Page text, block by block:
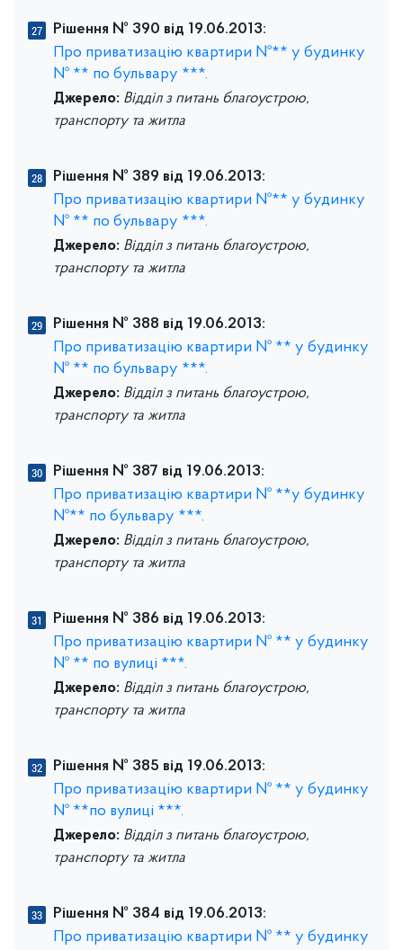
Рішення № 390 від 19.06.2013:
Про приватизацію квартири №** у будинку
№ ** по бульвару ***.
Джерело: Відділ з питань благоустрою,
транспорту та житла
Рішення № 389 від 19.06.2013:
Про приватизацію квартири №** у будинку
№ ** по бульвару ***.
Джерело: Відділ з питань благоустрою,
транспорту та житла
Рішення № 388 від 19.06.2013:
Про приватизацію квартири № ** у будинку
№ ** по бульвару ***.
Джерело: Відділ з питань благоустрою,
транспорту та житла
Рішення № 387 від 19.06.2013:
Про приватизацію квартири № **у будинку
№** по бульвару ***.
Джерело: Відділ з питань благоустрою,
транспорту та житла
Рішення № 386 від 19.06.2013:
Про приватизацію квартири № ** у будинку
№ ** по вулиці ***.
Джерело: Відділ з питань благоустрою,
транспорту та житла
Рішення № 385 від 19.06.2013:
Про приватизацію квартири № ** у будинку
№ **по вулиці ***.
Джерело: Відділ з питань благоустрою,
транспорту та житла
Рішення № 384 від 19.06.2013:
Про приватизацію квартири № ** у будинку